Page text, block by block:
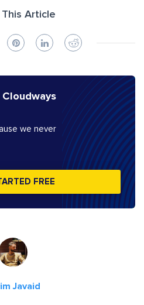
Article
we never
FREE
Javaid